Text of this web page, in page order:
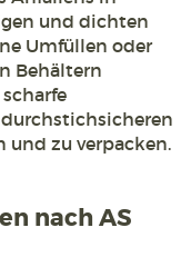
und dichten
Umfüllen oder
Behältern
und zu verpacken.
nach AS